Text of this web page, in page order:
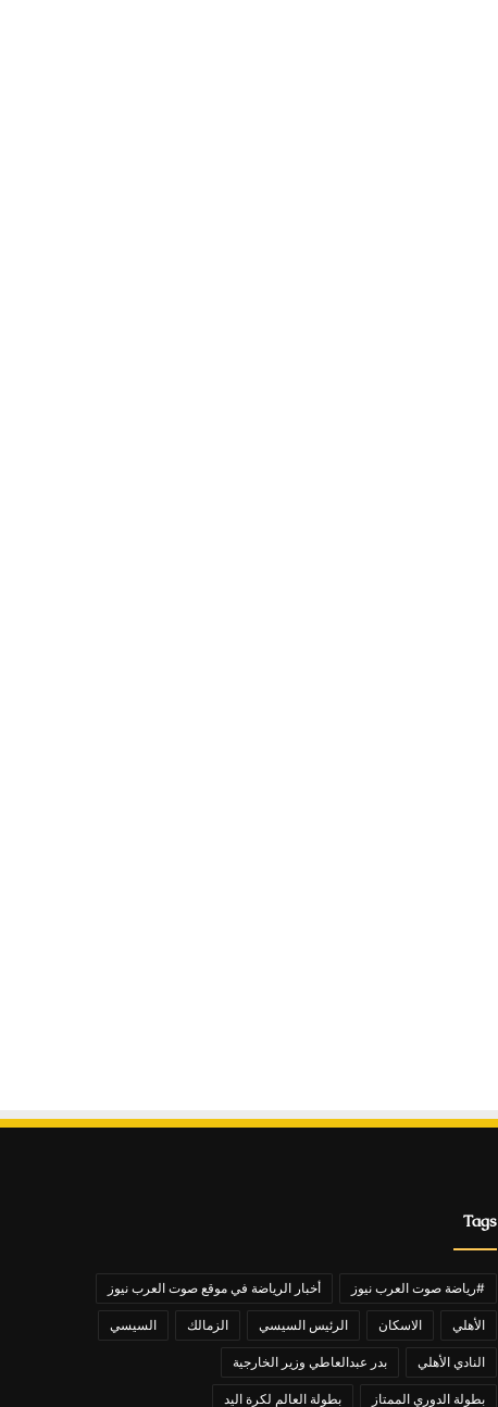
Tags
#رياضة صوت العرب نيوز أخبار الرياضة في موقع صوت العرب نيوز
الأهلي الاسكان الرئيس السيسي الزمالك السيسي
النادي الأهلي بدر عبدالعاطي وزير الخارجية
بطولة الدوري الممتاز بطولة العالم لكرة اليد